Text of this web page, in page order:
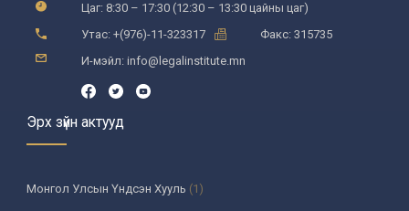
Цаг: 8:30 – 17:30 (12:30 – 13:30 цайны цаг)
Утас: +(976)-11-323317
Факс: 315735
И-мэйл: info@legalinstitute.mn
Эрх зүйн актууд
Монгол Улсын Үндсэн Хууль (1)